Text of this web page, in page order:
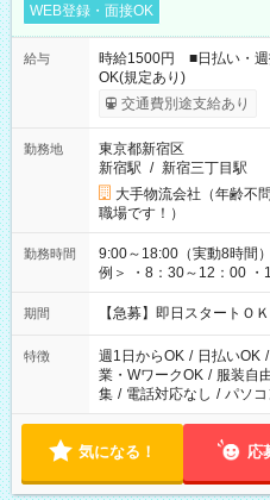
WEB登録・面接OK
給与
時給1500円 ■日払い・
OK(規定あり)
交通費別途支給あり
勤務地
東京都新宿区
新宿駅 / 新宿三丁目駅
大手物流会社（年齢不
職場です！）
勤務時間
9:00～18:00（実動8時間） 希望の時間帯を選べます！ ＜シフト
例＞ ・8：30～12：00
・13：00～22：00 ・22
期間 【急募】即日スタートＯ
特徴 週1日からOK / 日払いOK /
業・WワークOK / 服装自
集 / 電話対応なし / パソ
気になる！ 応